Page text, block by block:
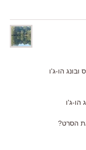
הו-ג'ו
הו-ג'ו
הסרט?